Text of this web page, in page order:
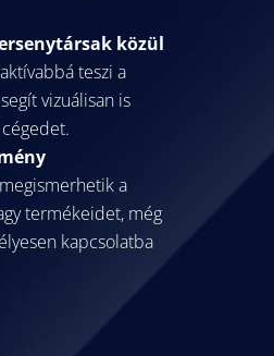
közül
teszi a
vizuálisan is
a
termékeidet, még
kapcsolatba